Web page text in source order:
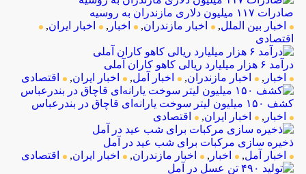
صادرات ۱۱۷ میلیون دلاری مازندران به روسیه
اخبار بین الملل, اخبار مازندران, اخبار , اخبار ایران,
اقتصادی
درآمد ۶ هزار میلیارد ریالی کاهو کاران آملی
اخبار , اخبار مازندران, اخبار آمل, اخبار ایران, اقتصادی
کشف ۱۵۰ میلیون لیتر سوخت یارانه‌ای قاچاق در بندرعباس
اخبار , اخبار ایران, اقتصادی
ذخیره سازی مرکبات برای شب عید در آمل
اخبار آمل, اخبار , اخبار مازندران, اخبار ایران, اقتصادی